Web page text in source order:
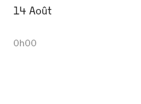
14 Août
0h00